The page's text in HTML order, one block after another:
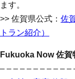
ます。
>> 佐賀県公式： 佐
トラン紹介）
Fukuoka Now 佐賀
– – – – – – – – – – –